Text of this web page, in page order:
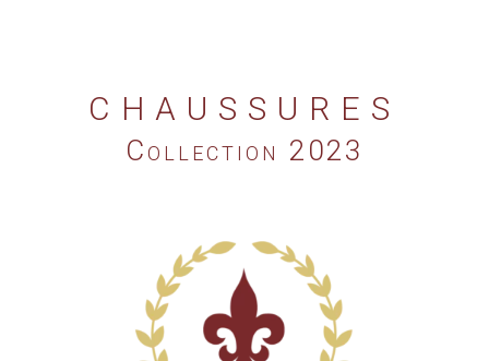
CHAUSSURES
Collection 2023